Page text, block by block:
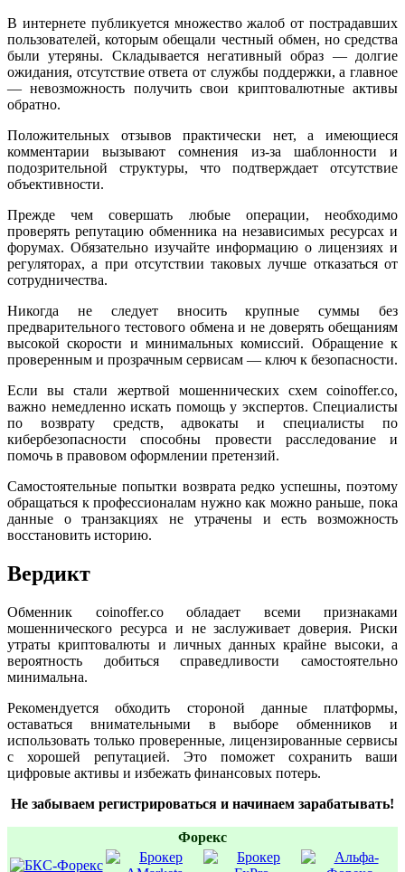
В интернете публикуется множество жалоб от пострадавших
пользователей, которым обещали честный обмен, но средства
были утеряны. Складывается негативный образ — долгие
ожидания, отсутствие ответа от службы поддержки, а главное
— невозможность получить свои криптовалютные активы
обратно.
Положительных отзывов практически нет, а имеющиеся
комментарии вызывают сомнения из-за шаблонности и
подозрительной структуры, что подтверждает отсутствие
объективности.
Прежде чем совершать любые операции, необходимо
проверять репутацию обменника на независимых ресурсах и
форумах. Обязательно изучайте информацию о лицензиях и
регуляторах, а при отсутствии таковых лучше отказаться от
сотрудничества.
Никогда не следует вносить крупные суммы без
предварительного тестового обмена и не доверять обещаниям
высокой скорости и минимальных комиссий. Обращение к
проверенным и прозрачным сервисам — ключ к безопасности.
Если вы стали жертвой мошеннических схем coinoffer.co,
важно немедленно искать помощь у экспертов. Специалисты
по возврату средств, адвокаты и специалисты по
кибербезопасности способны провести расследование и
помочь в правовом оформлении претензий.
Самостоятельные попытки возврата редко успешны, поэтому
обращаться к профессионалам нужно как можно раньше, пока
данные о транзакциях не утрачены и есть возможность
восстановить историю.
Вердикт
Обменник coinoffer.co обладает всеми признаками
мошеннического ресурса и не заслуживает доверия. Риски
утраты криптовалюты и личных данных крайне высоки, а
вероятность добиться справедливости самостоятельно
минимальна.
Рекомендуется обходить стороной данные платформы,
оставаться внимательными в выборе обменников и
использовать только проверенные, лицензированные сервисы
с хорошей репутацией. Это поможет сохранить ваши
цифровые активы и избежать финансовых потерь.
Не забываем регистрироваться и начинаем зарабатывать!
Форекс